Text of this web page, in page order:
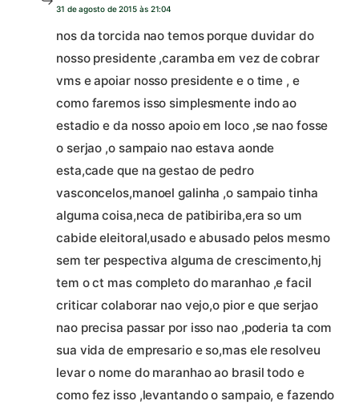
31 de agosto de 2015 às 21:04
nos da torcida nao temos porque duvidar do
nosso presidente ,caramba em vez de cobrar
vms e apoiar nosso presidente e o time , e
como faremos isso simplesmente indo ao
estadio e da nosso apoio em loco ,se nao fosse
o serjao ,o sampaio nao estava aonde
esta,cade que na gestao de pedro
vasconcelos,manoel galinha ,o sampaio tinha
alguma coisa,neca de patibiriba,era so um
cabide eleitoral,usado e abusado pelos mesmo
sem ter pespectiva alguma de crescimento,hj
tem o ct mas completo do maranhao ,e facil
criticar colaborar nao vejo,o pior e que serjao
nao precisa passar por isso nao ,poderia ta com
sua vida de empresario e so,mas ele resolveu
levar o nome do maranhao ao brasil todo e
como fez isso ,levantando o sampaio, e fazendo